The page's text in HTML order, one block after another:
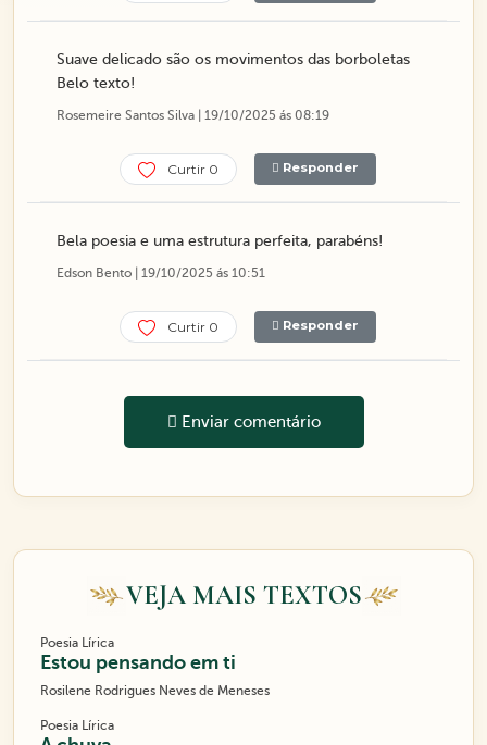
Suave delicado são os movimentos das borboletas
Belo texto!
Rosemeire Santos Silva | 19/10/2025 ás 08:19
Curtir 0 Responder
Bela poesia e uma estrutura perfeita, parabéns!
Edson Bento | 19/10/2025 ás 10:51
Curtir 0 Responder
Enviar comentário
VEJA MAIS TEXTOS
Poesia Lírica
Estou pensando em ti
Rosilene Rodrigues Neves de Meneses
Poesia Lírica